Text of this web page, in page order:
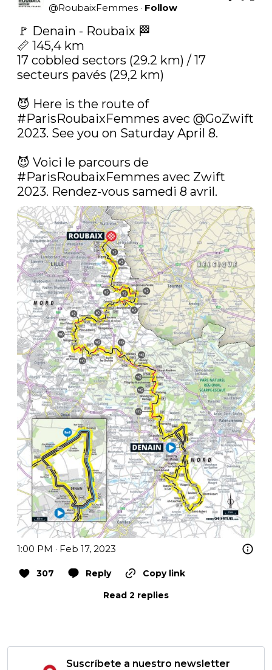
@RoubaixFemmes · Follow
🚩 Denain - Roubaix 🏁
📏 145,4 km
17 cobbled sectors (29.2 km) / 17
secteurs pavés (29,2 km)
😈 Here is the route of
#ParisRoubaixFemmes avec @GoZwift
2023. See you on Saturday April 8.
#ParisRoubaixFemmes avec Zwift
2023. Rendez-vous samedi 8 avril.
1:00 PM · Feb 17, 2023
307 Reply
Copy link
Read 2 replies
Suscríbete a nuestro newsletter